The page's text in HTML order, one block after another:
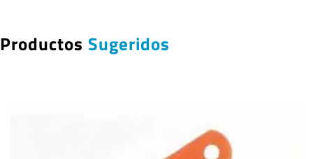
Productos Sugeridos